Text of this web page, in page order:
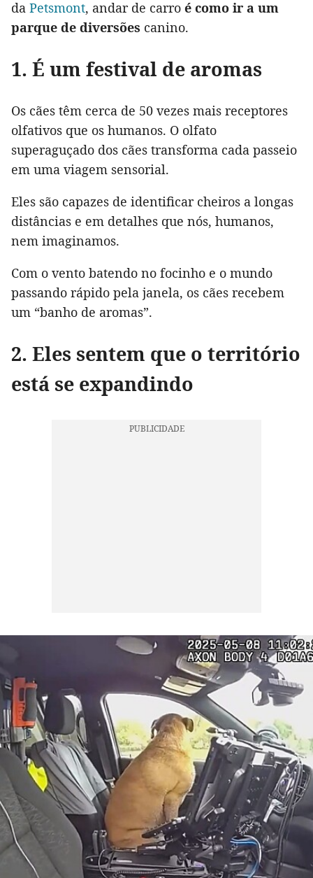
da Petsmont, andar de carro é como ir a um
parque de diversões canino.
1. É um festival de aromas
Os cães têm cerca de 50 vezes mais receptores
olfativos que os humanos. O olfato
superaguçado dos cães transforma cada passeio
em uma viagem sensorial.
Eles são capazes de identificar cheiros a longas
distâncias e em detalhes que nós, humanos,
nem imaginamos.
Com o vento batendo no focinho e o mundo
passando rápido pela janela, os cães recebem
um “banho de aromas”.
2. Eles sentem que o território
está se expandindo